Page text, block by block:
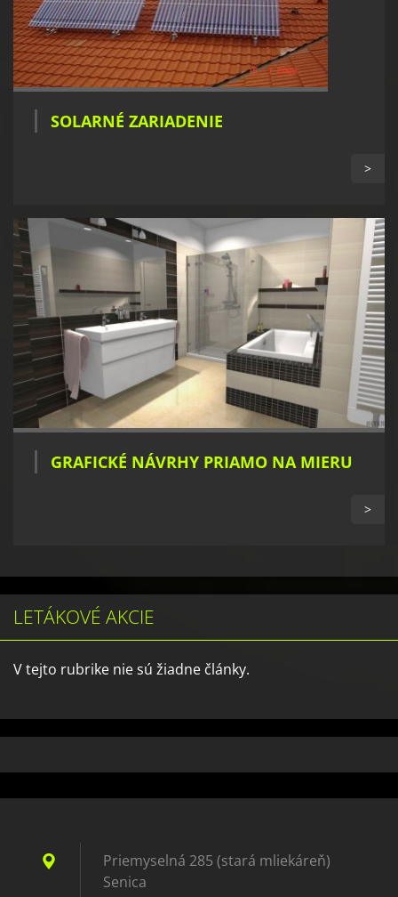
SOLARNÉ ZARIADENIE
>
GRAFICKÉ NÁVRHY PRIAMO NA MIERU
>
LETÁKOVÉ AKCIE
V tejto rubrike nie sú žiadne články.
Priemyselná 285 (stará mliekáreň)
Senica